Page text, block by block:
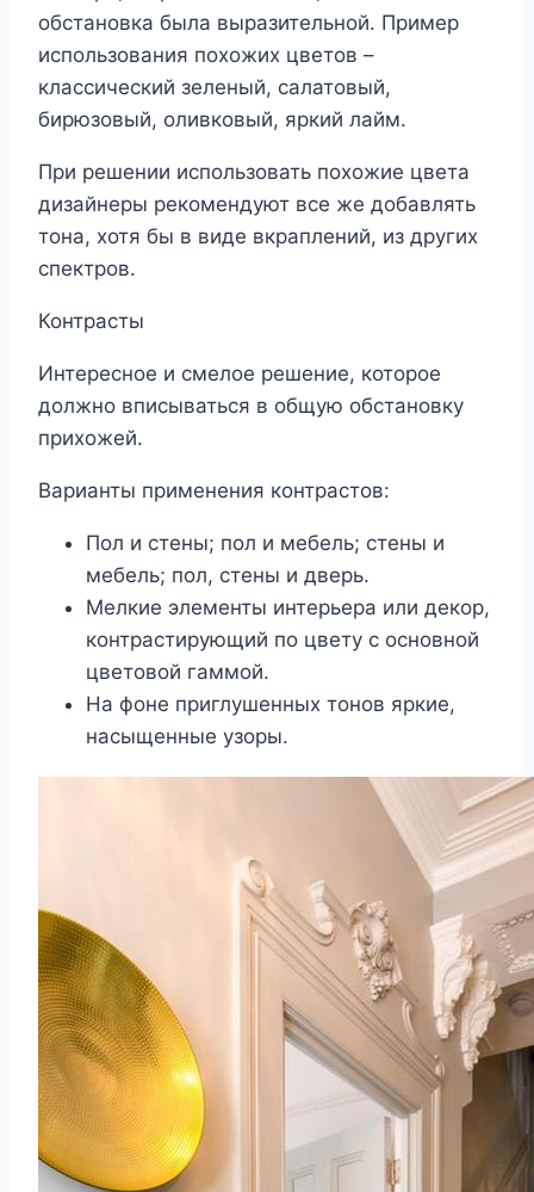
обстановка была выразительной. Пример
использования похожих цветов –
классический зеленый, салатовый,
бирюзовый, оливковый, яркий лайм.
При решении использовать похожие цвета
дизайнеры рекомендуют все же добавлять
тона, хотя бы в виде вкраплений, из других
спектров.
Контрасты
Интересное и смелое решение, которое
должно вписываться в общую обстановку
прихожей.
Варианты применения контрастов:
Пол и стены; пол и мебель; стены и
мебель; пол, стены и дверь.
Мелкие элементы интерьера или декор,
контрастирующий по цвету с основной
цветовой гаммой.
На фоне приглушенных тонов яркие,
насыщенные узоры.